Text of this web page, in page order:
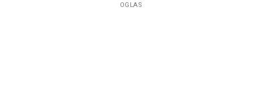
OGLAS